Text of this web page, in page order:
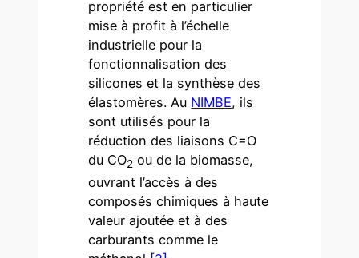
propriété est en particulier
mise à profit à l’échelle
industrielle pour la
fonctionnalisation des
silicones et la synthèse des
élastomères. Au NIMBE, ils
sont utilisés pour la
réduction des liaisons C=O
du CO2 ou de la biomasse,
ouvrant l’accès à des
composés chimiques à haute
valeur ajoutée et à des
carburants comme le